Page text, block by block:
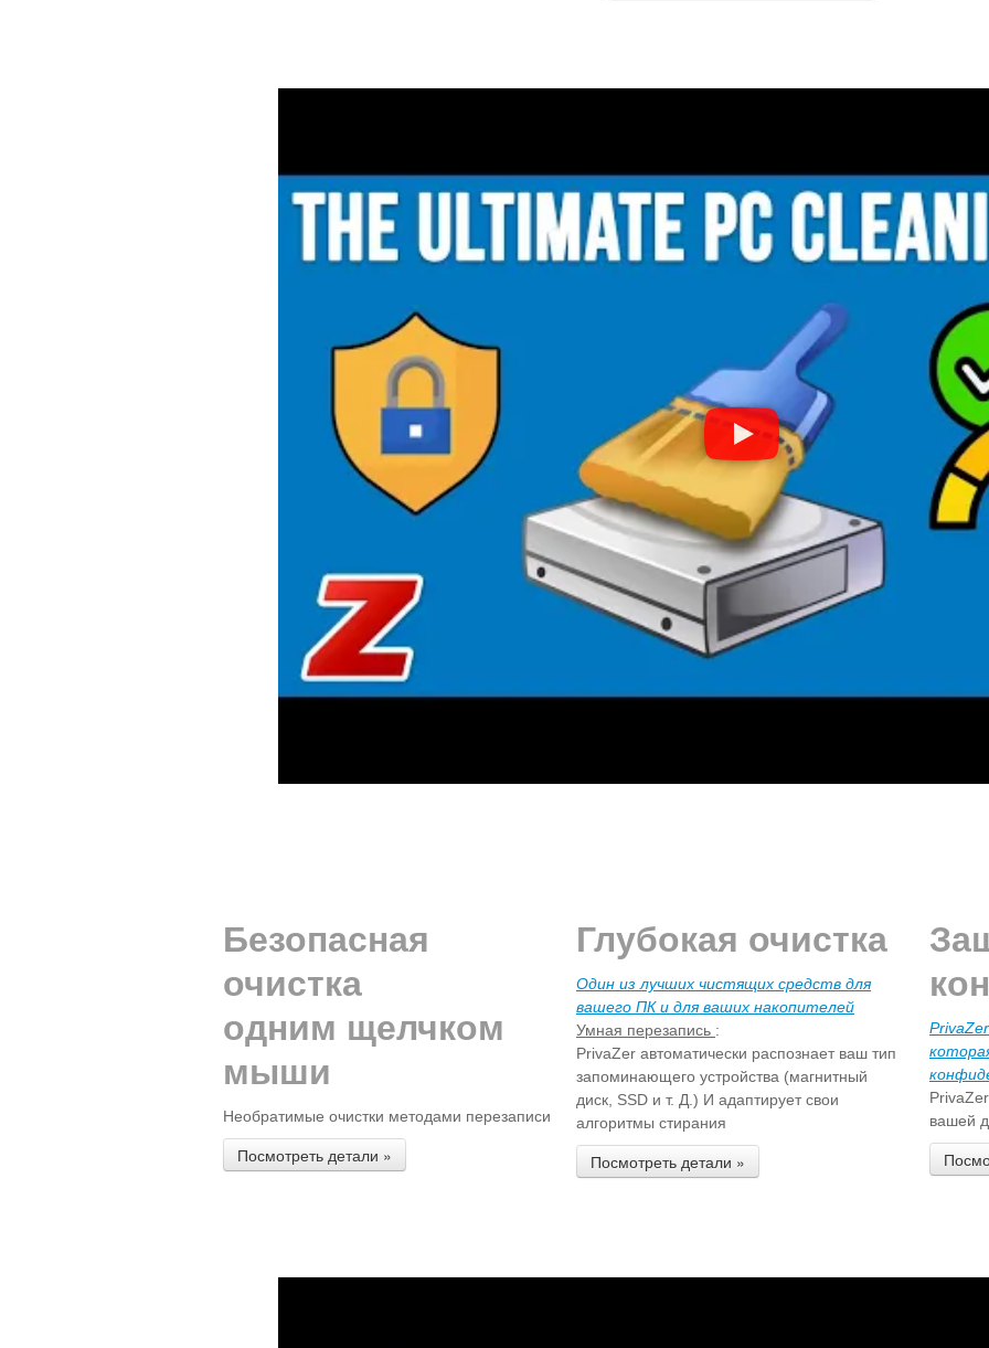
Безопасная
очистка
одним щелчком
мыши
Необратимые очистки методами перезаписи
Посмотреть детали »
Глубокая очистка
Один из лучших чистящих средств для
вашего ПК и для ваших накопителей
Умная перезапись :
PrivaZer автоматически распознает ваш тип
запоминающего устройства (магнитный
диск, SSD и т. Д.) И адаптирует свои
алгоритмы стирания
Посмотреть детали »
вашей